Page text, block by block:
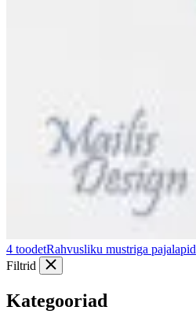
4 toodetRahvusliku mustriga pajalapid
Filtrid
Kategooriad